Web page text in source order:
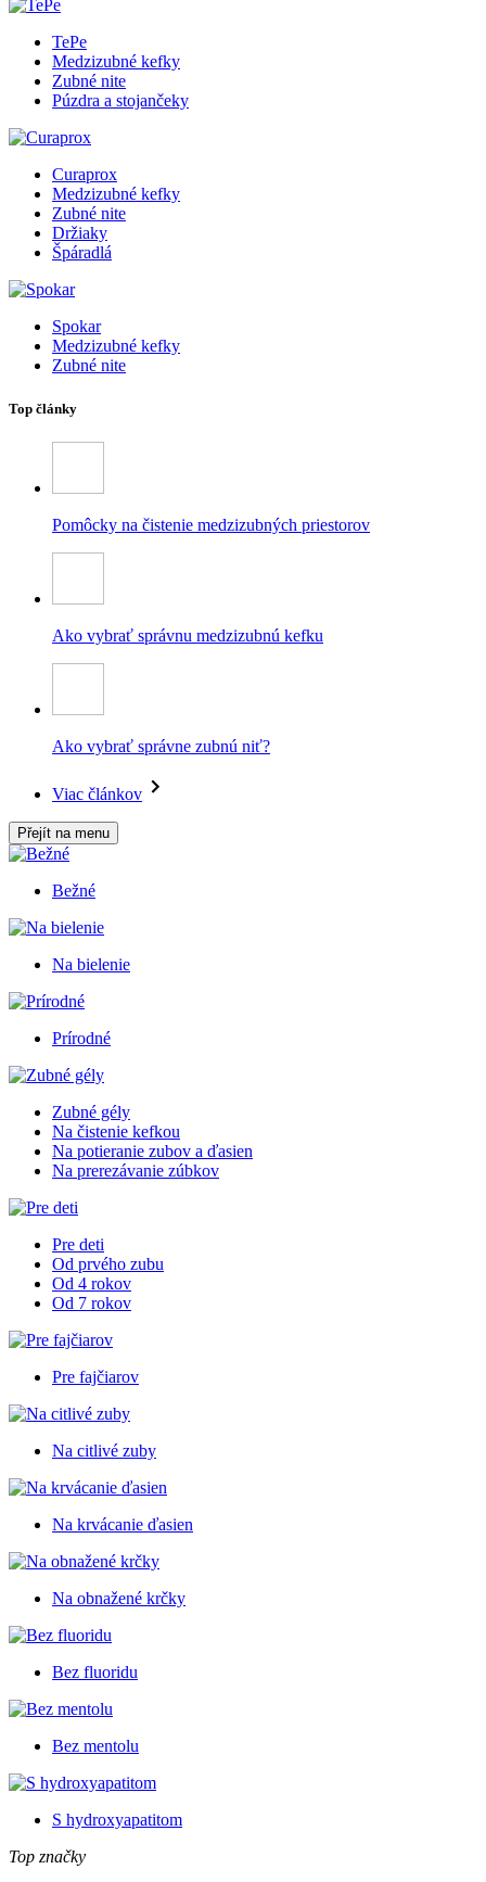
TePe
Medzizubné kefky
Zubné nite
Púzdra a stojančeky
Curaprox
Medzizubné kefky
Zubné nite
Držiaky
Špáradlá
Spokar
Medzizubné kefky
Zubné nite
Top články
Pomôcky na čistenie medzizubných priestorov
Ako vybrať správnu medzizubnú kefku
Ako vybrať správne zubnú niť?
Viac článkov
Přejít na menu
Bežné
Na bielenie
Prírodné
Zubné gély
Na čistenie kefkou
Na potieranie zubov a ďasien
Na prerezávanie zúbkov
Pre deti
Od prvého zubu
Od 4 rokov
Od 7 rokov
Pre fajčiarov
Na citlivé zuby
Na krvácanie ďasien
Na obnažené krčky
Bez fluoridu
Bez mentolu
S hydroxyapatitom
Top značky